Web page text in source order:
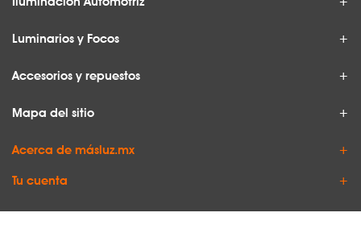
Luminarios y Focos
Accesorios y repuestos
Mapa del sitio
Acerca de másluz.mx
Tu cuenta